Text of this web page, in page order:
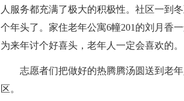
人服务都充满了极大的积极性。社区一到
个年头了。家住老年公寓6幢201的刘月香
为来年讨个好喜头，老年人一定会喜欢的。
志愿者们把做好的热腾腾汤圆送到老
区。